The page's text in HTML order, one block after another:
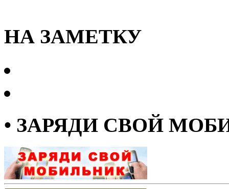
НА ЗАМЕТКУ
• ЗАРЯДИ СВОЙ